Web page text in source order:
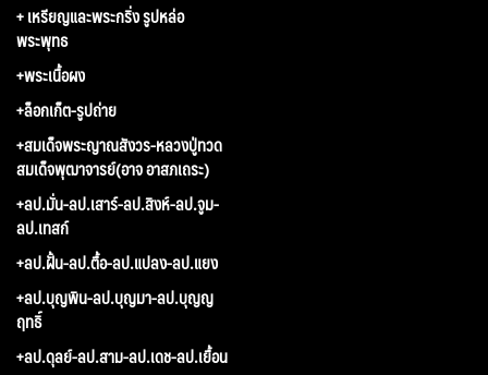
+ เหรียญและพระกริ่ง รูปหล่อ
พระพุทธ
+พระเนื้อผง
+ล็อกเก็ต-รูปถ่าย
+สมเด็จพระญาณสังวร-หลวงปู่ทวด
สมเด็จพุฒาจารย์(อาจ อาสภเถระ)
+ลป.มั่น-ลป.เสาร์-ลป.สิงห์-ลป.จูม-
ลป.เทสก์
+ลป.ฝั้น-ลป.ตื้อ-ลป.แปลง-ลป.แยง
+ลป.บุญพิน-ลป.บุญมา-ลป.บุญญ
ฤทธิ์
+ลป.ดุลย์-ลป.สาม-ลป.เดช-ลป.เยื้อน